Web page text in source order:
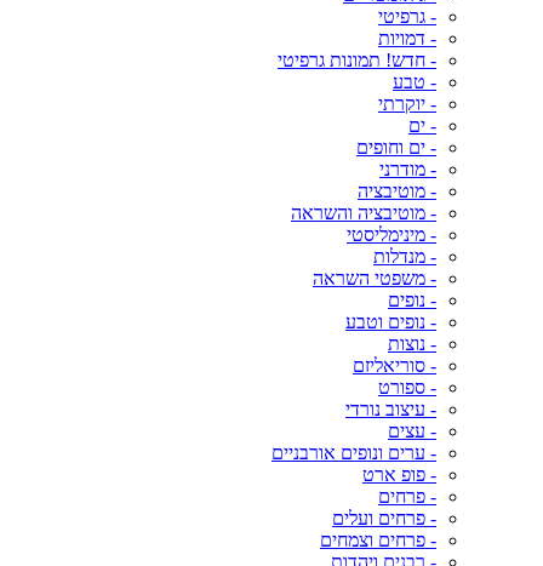
- גרפיטי
- דמויות
- חדש! תמונות גרפיטי
- טבע
- יוקרתי
- ים
- ים וחופים
- מודרני
- מוטיבציה
- מוטיבציה והשראה
- מינימליסטי
- מנדלות
- משפטי השראה
- נופים
- נופים וטבע
- נוצות
- סוריאליזם
- ספורט
- עיצוב נורדי
- עצים
- ערים ונופים אורבניים
- פופ ארט
- פרחים
- פרחים ועלים
- פרחים וצמחים
- רבנים ויהדות